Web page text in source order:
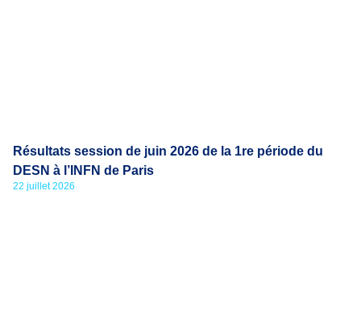
Résultats session de juin 2026 de la 1re période du
DESN à l’INFN de Paris
22 juillet 2026